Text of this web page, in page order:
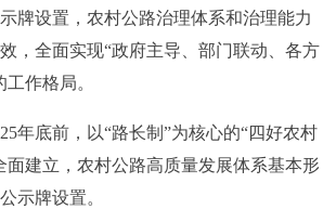
牌设置，农村公路治理体系和治理能力
，全面实现“政府主导、部门联动、各方
作格局。
年底前，以“路长制”为核心的“四好农村
面建立，农村公路高质量发展体系基本形
示牌设置。